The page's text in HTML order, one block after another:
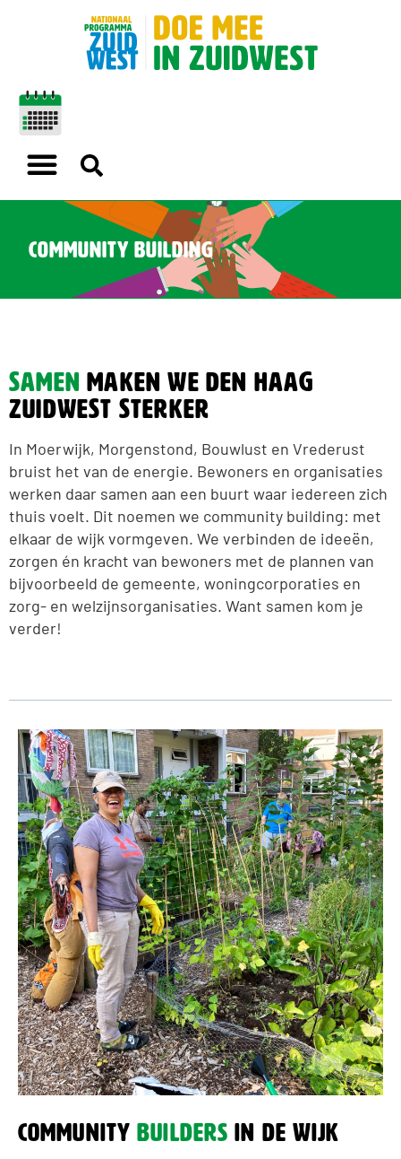
Community building
samen maken we Den Haag
Zuidwest sterker
In Moerwijk, Morgenstond, Bouwlust en Vrederust
bruist het van de energie. Bewoners en organisaties
werken daar samen aan een buurt waar iedereen zich
thuis voelt. Dit noemen we community building: met
elkaar de wijk vormgeven. We verbinden de ideeën,
zorgen én kracht van bewoners met de plannen van
bijvoorbeeld de gemeente, woningcorporaties en
zorg- en welzijnsorganisaties. Want samen kom je
verder!
communitybuilders in de wijk